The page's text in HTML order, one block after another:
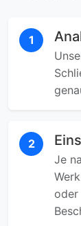
1
2
Je
oder